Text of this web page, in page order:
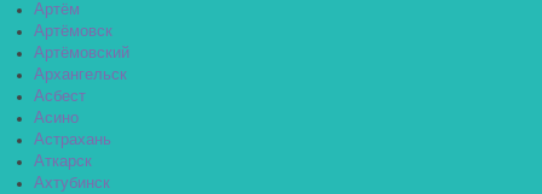
Артём
Артёмовск
Артёмовский
Архангельск
Асбест
Асино
Астрахань
Аткарск
Ахтубинск